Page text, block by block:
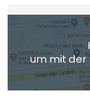
Heimatadresse
+ Aktuellen Standort
Die berechneten
Verkehrsdaten eines
um mit der